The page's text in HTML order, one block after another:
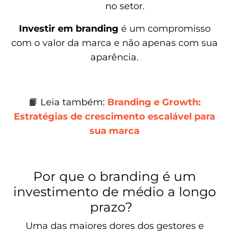
no setor.
Investir em branding é um compromisso
com o valor da marca e não apenas com sua
aparência.
📙 Leia também: Branding e Growth:
Estratégias de crescimento escalável para
sua marca
Por que o branding é um
investimento de médio a longo
prazo?
Uma das maiores dores dos gestores e